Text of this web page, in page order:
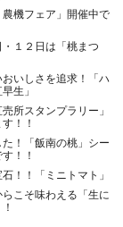
農機フェア」開催中で
・１２日は「桃まつ
いしさを追求！「ハ
生」
所スタンプラリー」
！！
！「飯南の桃」シー
！！
！！「ミニトマト」
こそ味わえる「生に